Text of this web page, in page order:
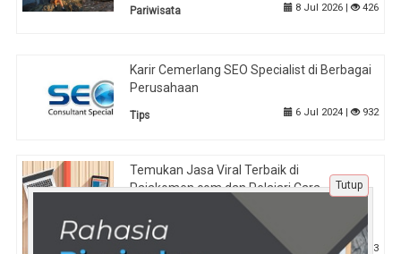
Pariwisata 8 Jul 2026 | 426
Karir Cemerlang SEO Specialist di Berbagai
Perusahaan
Tips 6 Jul 2024 | 932
Temukan Jasa Viral Terbaik di
Rajakomen.com dan Pelajari Cara
Membuat Postingan Viral yang Menarik
Perhatian
15 Mei 2025 | 473
Tutup